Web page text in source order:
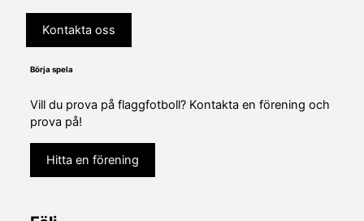
Kontakta oss
Börja spela
Vill du prova på flaggfotboll? Kontakta en förening och
prova på!
Hitta en förening